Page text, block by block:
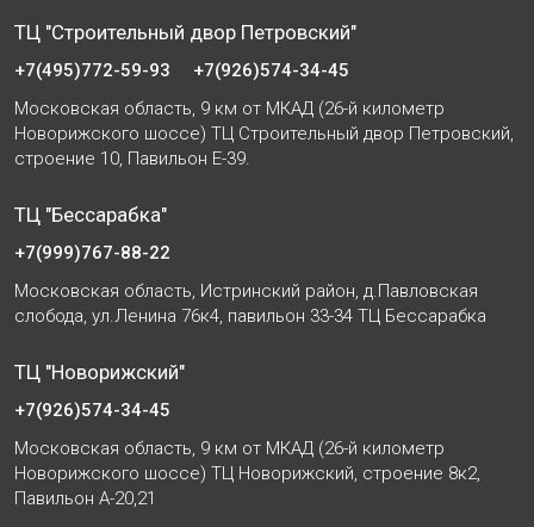
ТЦ "Строительный двор Петровский"
+7(495)772-59-93
+7(926)574-34-45
Московская область, 9 км от МКАД (26-й километр
Новорижского шоссе) ТЦ Строительный двор Петровский,
строение 10, Павильон Е-39.
ТЦ "Бессарабка"
+7(999)767-88-22
Московская область, Истринский район, д.Павловская
слобода, ул.Ленина 76к4, павильон 33-34 ТЦ Бессарабка
ТЦ "Новорижский"
+7(926)574-34-45
Московская область, 9 км от МКАД (26-й километр
Новорижского шоссе) ТЦ Новорижский, строение 8к2,
Павильон А-20,21